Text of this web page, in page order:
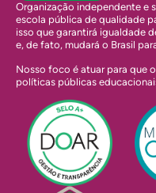
Organização independente e
escola pública de qualidade
isso que garantirá igualdade
e, de fato, mudará o Brasil
Nosso foco é atuar para que
políticas públicas